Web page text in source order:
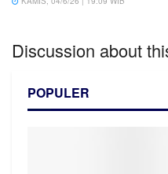
Discussion about
POPULER